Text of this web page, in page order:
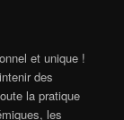
et unique !
des
la pratique
les